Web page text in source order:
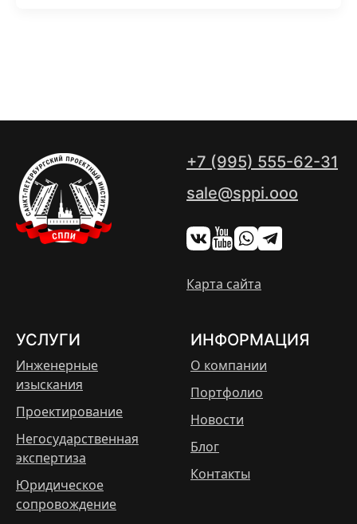
+7 (995) 555-62-31
sale@sppi.ooo
Карта сайта
УСЛУГИ
Инженерные
изыскания
Проектирование
Негосударственная
экспертиза
Юридическое
сопровождение
ИНФОРМАЦИЯ
О компании
Портфолио
Новости
Блог
Контакты